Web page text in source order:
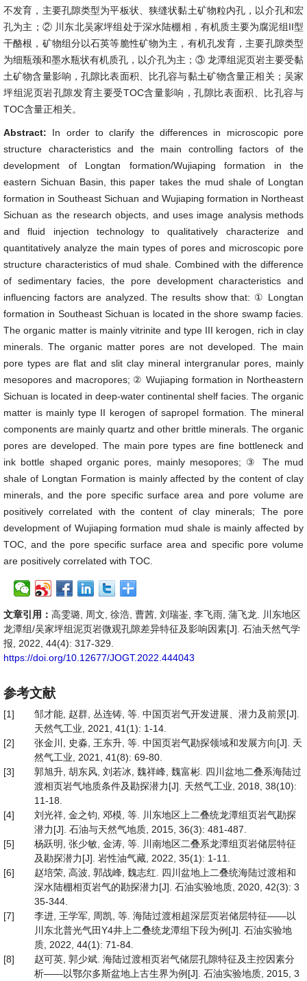
不发育，主要孔隙类型为平板状、狭缝状黏土矿物粒内孔，以介孔和宏
孔为主；② 川东北吴家坪组处于深水陆棚相，有机质主要为腐泥组II型
干酪根，矿物组分以石英等脆性矿物为主，有机孔发育，主要孔隙类型
为细瓶颈和墨水瓶状有机质孔，以介孔为主；③ 龙潭组泥页岩主要受黏
土矿物含量影响，孔隙比表面积、比孔容与黏土矿物含量正相关；吴家
坪组泥页岩孔隙发育主要受TOC含量影响，孔隙比表面积、比孔容与
TOC含量正相关。
Abstract: In order to clarify the differences in microscopic pore
structure characteristics and the main controlling factors of the
development of Longtan formation/Wujiaping formation in the
eastern Sichuan Basin, this paper takes the mud shale of Longtan
formation in Southeast Sichuan and Wujiaping formation in Northeast
Sichuan as the research objects, and uses image analysis methods
and fluid injection technology to qualitatively characterize and
quantitatively analyze the main types of pores and microscopic pore
structure characteristics of mud shale. Combined with the difference
of sedimentary facies, the pore development characteristics and
influencing factors are analyzed. The results show that: ① Longtan
formation in Southeast Sichuan is located in the shore swamp facies.
The organic matter is mainly vitrinite and type III kerogen, rich in clay
minerals. The organic matter pores are not developed. The main
pore types are flat and slit clay mineral intergranular pores, mainly
mesopores and macropores; ② Wujiaping formation in Northeastern
Sichuan is located in deep-water continental shelf facies. The organic
matter is mainly type II kerogen of sapropel formation. The mineral
components are mainly quartz and other brittle minerals. The organic
pores are developed. The main pore types are fine bottleneck and
ink bottle shaped organic pores, mainly mesopores; ③ The mud
shale of Longtan Formation is mainly affected by the content of clay
minerals, and the pore specific surface area and pore volume are
positively correlated with the content of clay minerals; The pore
development of Wujiaping formation mud shale is mainly affected by
TOC, and the pore specific surface area and specific pore volume
are positively correlated with TOC.
文章引用： 高雯璐, 周文, 徐浩, 曹茜, 刘瑞崟, 李飞雨, 蒲飞龙. 川东地区
龙潭组/吴家坪组泥页岩微观孔隙差异特征及影响因素[J]. 石油天然气学
报, 2022, 44(4): 317-329.
https://doi.org/10.12677/JOGT.2022.444043
参考文献
[1]
邹才能, 赵群, 丛连铸, 等. 中国页岩气开发进展、潜力及前景[J].
天然气工业, 2021, 41(1): 1-14.
[2]
张金川, 史淼, 王东升, 等. 中国页岩气勘探领域和发展方向[J]. 天
然气工业, 2021, 41(8): 69-80.
[3]
郭旭升, 胡东风, 刘若冰, 魏祥峰, 魏富彬. 四川盆地二叠系海陆过
渡相页岩气地质条件及勘探潜力[J]. 天然气工业, 2018, 38(10):
11-18.
[4]
刘光祥, 金之钧, 邓模, 等. 川东地区上二叠统龙潭组页岩气勘探
潜力[J]. 石油与天然气地质, 2015, 36(3): 481-487.
[5]
杨跃明, 张少敏, 金涛, 等. 川南地区二叠系龙潭组页岩储层特征
及勘探潜力[J]. 岩性油气藏, 2022, 35(1): 1-11.
[6]
赵培荣, 高波, 郭战峰, 魏志红. 四川盆地上二叠统海陆过渡相和
深水陆棚相页岩气的勘探潜力[J]. 石油实验地质, 2020, 42(3): 3
35-344.
[7]
李进, 王学军, 周凯, 等. 海陆过渡相超深层页岩储层特征——以
川东北普光气田Y4井上二叠统龙潭组下段为例[J]. 石油实验地
质, 2022, 44(1): 71-84.
[8]
赵可英, 郭少斌. 海陆过渡相页岩气储层孔隙特征及主控因素分
析——以鄂尔多斯盆地上古生界为例[J]. 石油实验地质, 2015, 3